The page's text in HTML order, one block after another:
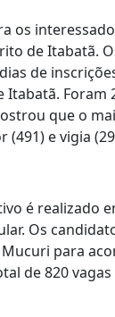
os
de Itabatã.
de
Foram
que o
(491) e vigia
é realizado
Os
para
de 820